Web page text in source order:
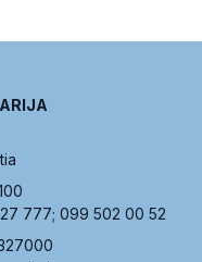
777; 099 502 00 52